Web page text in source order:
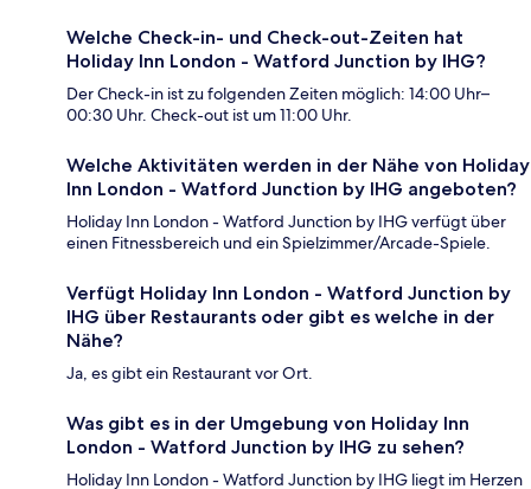
Welche Check-in- und Check-out-Zeiten hat
Holiday Inn London - Watford Junction by IHG?
Der Check-in ist zu folgenden Zeiten möglich: 14:00 Uhr–
00:30 Uhr. Check-out ist um 11:00 Uhr.
Welche Aktivitäten werden in der Nähe von Holiday
Inn London - Watford Junction by IHG angeboten?
Holiday Inn London - Watford Junction by IHG verfügt über
einen Fitnessbereich und ein Spielzimmer/Arcade-Spiele.
Verfügt Holiday Inn London - Watford Junction by
IHG über Restaurants oder gibt es welche in der
Nähe?
Ja, es gibt ein Restaurant vor Ort.
Was gibt es in der Umgebung von Holiday Inn
London - Watford Junction by IHG zu sehen?
Holiday Inn London - Watford Junction by IHG liegt im Herzen